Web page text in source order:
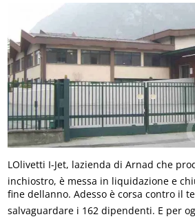
LOlivetti I-Jet, lazienda di Arnad che
inchiostro, è messa in liquidazione e
fine dellanno. Adesso è corsa contro il
salvaguardare i 162 dipendenti. E per